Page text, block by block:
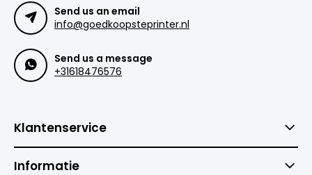
Send us an email
info@goedkoopsteprinter.nl
Send us a message
+31618476576
Klantenservice
Informatie